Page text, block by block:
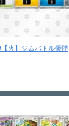
【火】ジムバトル優勝